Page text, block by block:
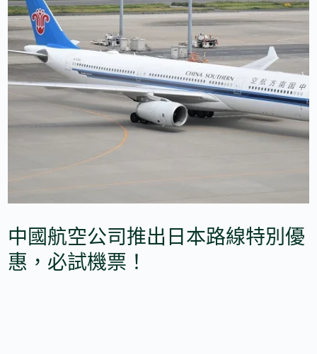
中國航空公司推出日本路線特別優
惠，必試機票！